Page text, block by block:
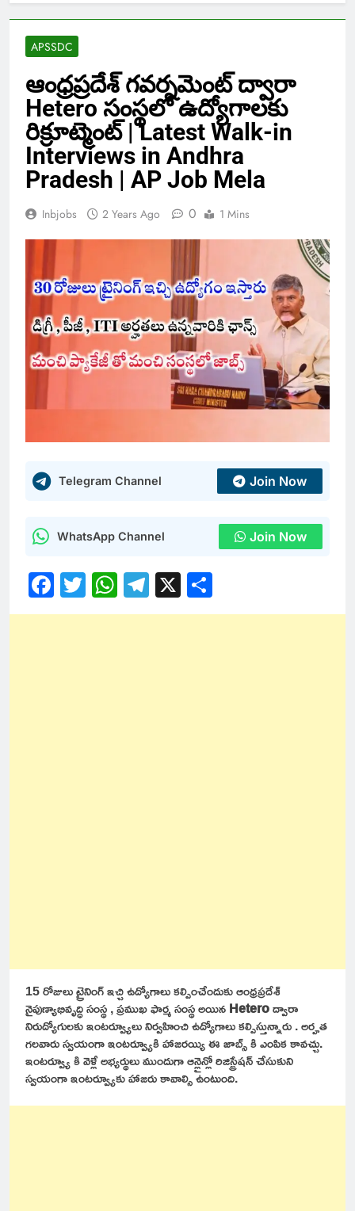
APSSDC
ఆంధ్రప్రదేశ్ గవర్నమెంట్ ద్వారా
Hetero సంస్థలో ఉద్యోగాలకు
రిక్రూట్మెంట్ | Latest Walk-in
Interviews in Andhra
Pradesh | AP Job Mela
Inbjobs 2 Years Ago 0 1 Mins
Telegram Channel Join Now
WhatsApp Channel Join Now
Facebook
Twitter
WhatsApp
Telegram
X
15 రోజులు ట్రైనింగ్ ఇచ్చి ఉద్యోగాలు కల్పించేందుకు ఆంధ్రప్రదేశ్
నైపుణ్యాభివృద్ధి సంస్థ , ప్రముఖ ఫార్మ సంస్థ అయినHeteroద్వారా
నిరుద్యోగులకు ఇంటర్వ్యూలు నిర్వహించి ఉద్యోగాలు కల్పిస్తున్నారు . అర్హత
గలవారు స్వయంగా ఇంటర్వ్యూకి హాజరయ్యి ఈ జాబ్స్ కి ఎంపిక కావచ్చు.
ఇంటర్వ్యూ కి వెళ్లే అభ్యర్థులు ముందుగా ఆన్లైన్లో రిజిస్ట్రేషన్ చేసుకుని
స్వయంగా ఇంటర్వ్యూకు హాజరు కావాల్సి ఉంటుంది.